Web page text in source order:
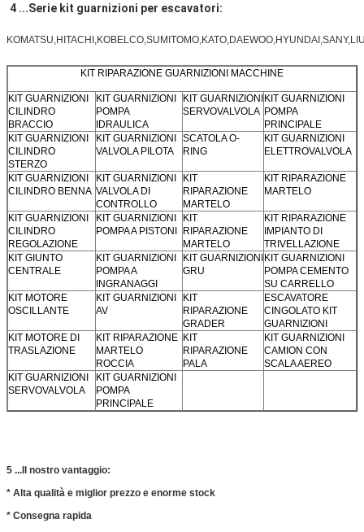
4 ...Serie kit guarnizioni per escavatori:
KIT RIPARAZIONE GUARNIZIONI MACCHINE
KIT GUARNIZIONI
CILINDRO
BRACCIO
KIT GUARNIZIONI
POMPA
IDRAULICA
KIT GUARNIZIONI
SERVOVALVOLA
KIT GUARNIZIONI
POMPA
PRINCIPALE
KIT GUARNIZIONI
CILINDRO
STERZO
KIT GUARNIZIONI
VALVOLA PILOTA
SCATOLA O-
RING
KIT GUARNIZIONI
ELETTROVALVOLA
KIT GUARNIZIONI
CILINDRO BENNA
KIT GUARNIZIONI
VALVOLA DI
CONTROLLO
KIT
RIPARAZIONE
MARTELO
KIT RIPARAZIONE
MARTELO
KIT GUARNIZIONI
CILINDRO
REGOLAZIONE
KIT GUARNIZIONI
POMPA A PISTONI
KIT
RIPARAZIONE
MARTELO
KIT RIPARAZIONE
IMPIANTO DI
TRIVELLAZIONE
KIT GIUNTO
CENTRALE
KIT GUARNIZIONI
POMPA A
INGRANAGGI
KIT GUARNIZIONI
GRU
KIT GUARNIZIONI
POMPA CEMENTO
SU CARRELLO
KIT MOTORE
OSCILLANTE
KIT GUARNIZIONI
AV
KIT
RIPARAZIONE
GRADER
ESCAVATORE
CINGOLATO KIT
GUARNIZIONI
KIT MOTORE DI
TRASLAZIONE
KIT RIPARAZIONE
MARTELO
ROCCIA
KIT
RIPARAZIONE
PALA
KIT GUARNIZIONI
CAMION CON
SCALA AEREO
KIT GUARNIZIONI
SERVOVALVOLA
KIT GUARNIZIONI
POMPA
PRINCIPALE
5 ...Il nostro vantaggio:
* Alta qualità e miglior prezzo e enorme stock
* Consegna rapida